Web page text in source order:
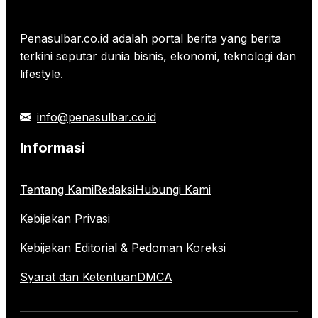
Penasulbar.co.id adalah portal berita yang berita
terkini seputar dunia bisnis, ekonomi, teknologi dan
lifestyle.
info@penasulbar.co.id
Informasi
Tentang KamiRedaksiHubungi Kami
Kebijakan Privasi
Kebijakan Editorial & Pedoman Koreksi
Syarat dan KetentuanDMCA